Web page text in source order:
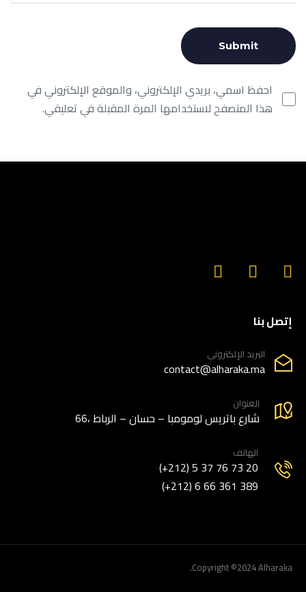
احفظ اسمي، بريدي الإلكتروني، والموقع الإلكتروني في
هذا المتصفح لاستخدامها المرة المقبلة في تعليقي.
إتصل بنا
البريد الإلكتروني
contact@alharaka.ma
العنوان
66، شارع باتريس لومومبا – حسان – الرباط
الهاتف
(+212) 5 37 76 73 20
(+212) 6 66 361 389
Copyright ©2024 Alharaka.